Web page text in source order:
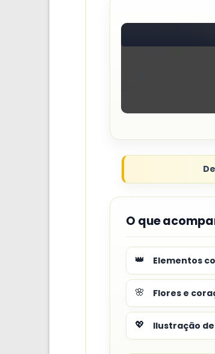
O que
👑 Elementos
🌸 Flores e
💖 Ilustração